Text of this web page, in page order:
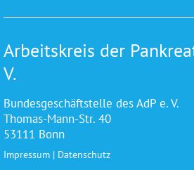
Arbeitskreis der
V.
Bundesgeschäftstelle des AdP e. V.
Thomas-Mann-Str. 40
53111 Bonn
Impressum | Datenschutz